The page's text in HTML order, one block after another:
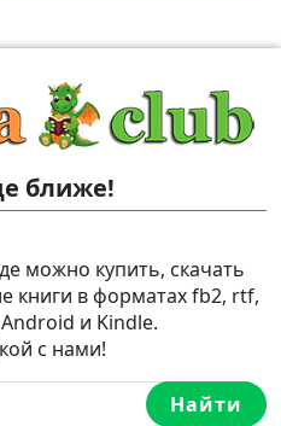
ближе!
можно купить, скачать
книги в форматах fb2, rtf,
и Kindle.
с нами!
Найти